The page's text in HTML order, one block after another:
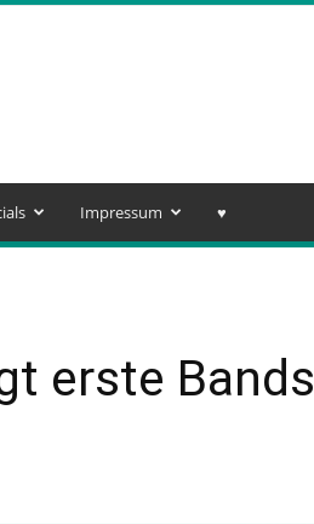
Impressum ♥️
erste Bands